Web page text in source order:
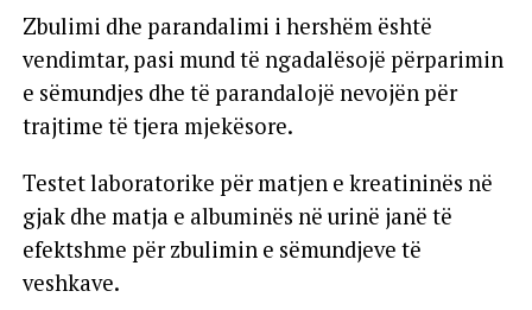
Zbulimi dhe parandalimi i hershëm është
vendimtar, pasi mund të ngadalësojë përparimin
e sëmundjes dhe të parandalojë nevojën për
trajtime të tjera mjekësore.
Testet laboratorike për matjen e kreatininës në
gjak dhe matja e albuminës në urinë janë të
efektshme për zbulimin e sëmundjeve të
veshkave.